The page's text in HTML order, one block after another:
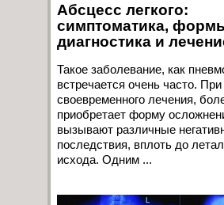
Абсцесс легкого:
симптоматика,
диагностика и
Такое заболевание, как
встречается очень часто. При
своевременного лечения,
приобретает форму
вызывают различные
последствия, вплоть до
исхода. Одним ...